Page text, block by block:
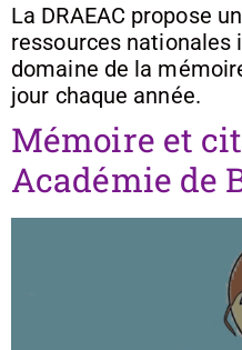
La DRAEAC propose
ressources nationales
domaine de la
jour chaque année.
Mémoire et
Académie de